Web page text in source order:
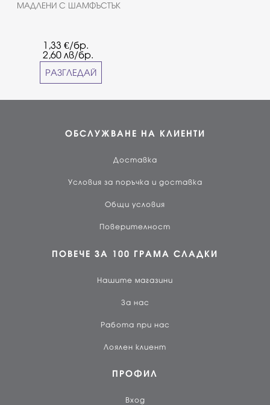
МАДЛЕНИ С ШАМФЪСТЪК
1,33 €/бр.
2,60 лв/бр.
РАЗГЛЕДАЙ
ОБСЛУЖВАНЕ НА КЛИЕНТИ
Доставка
Условия за поръчка и доставка
Общи условия
Поверителност
ПОВЕЧЕ ЗА 100 ГРАМА СЛАДКИ
Нашите магазини
За нас
Работа при нас
Лоялен клиент
ПРОФИЛ
Вход